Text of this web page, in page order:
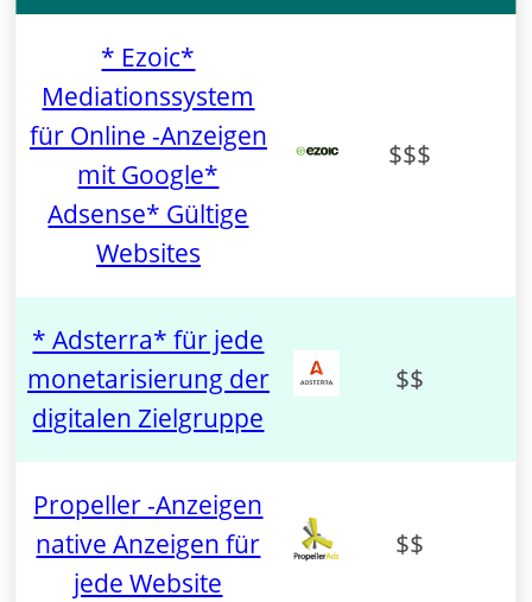
* Ezoic*
Mediationssystem
für Online -Anzeigen
mit Google*
Adsense* Gültige
Websites
$$$
* Adsterra* für jede
monetarisierung der
digitalen Zielgruppe
$$
Propeller -Anzeigen
native Anzeigen für
jede Website
$$